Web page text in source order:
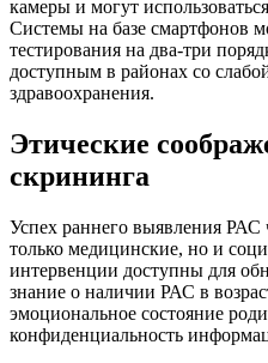
камеры и могут
Системы на базе смартфонов
тестирования на два-три
доступным в районах со
здравоохранения.
Этические
скрининга
Успех раннего выявления РАС
только медицинские, но и
интервенции доступны для
знание о наличии РАС в
эмоциональное состояние
конфиденциальность